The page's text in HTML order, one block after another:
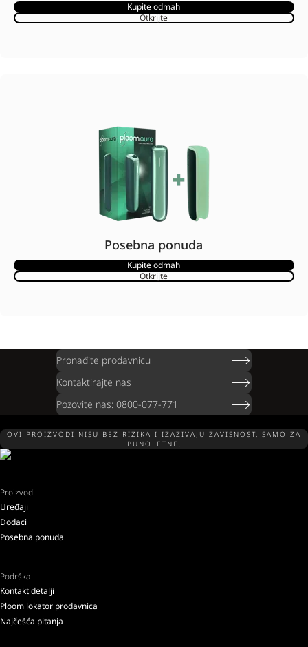
Kupite odmah
Otkrijte
Posebna ponuda
Kupite odmah
Otkrijte
Pronađite prodavnicu
Kontaktirajte nas
Pozovite nas: 0800-077-771
OVI PROIZVODI NISU BEZ RIZIKA I IZAZIVAJU ZAVISNOST. SAMO ZA
PUNOLETNE.
Proizvodi
Uređaji
Dodaci
Posebna ponuda
Podrška
Kontakt detalji
Ploom lokator prodavnica
Najčešća pitanja